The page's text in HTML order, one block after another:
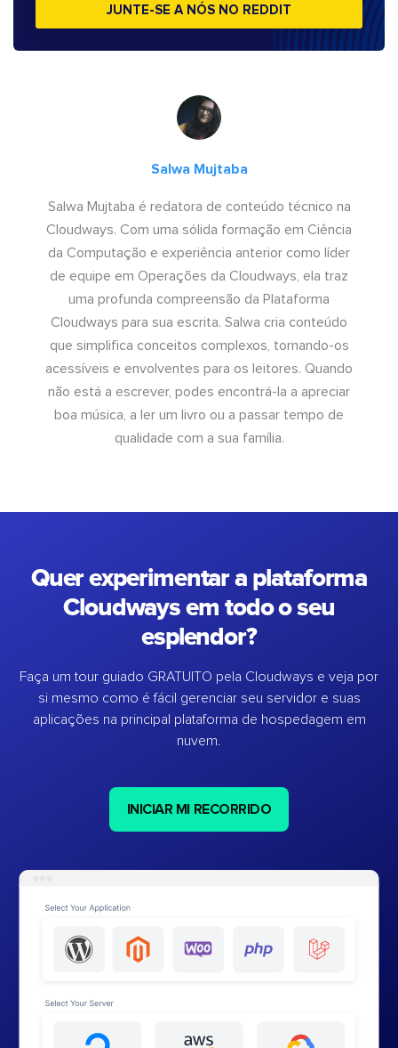
JUNTE-SE A NÓS NO REDDIT
Salwa Mujtaba
Salwa Mujtaba é redatora de conteúdo técnico na
Cloudways. Com uma sólida formação em Ciência
da Computação e experiência anterior como líder
de equipe em Operações da Cloudways, ela traz
uma profunda compreensão da Plataforma
Cloudways para sua escrita. Salwa cria conteúdo
que simplifica conceitos complexos, tornando-os
acessíveis e envolventes para os leitores. Quando
não está a escrever, podes encontrá-la a apreciar
boa música, a ler um livro ou a passar tempo de
qualidade com a sua família.
Quer experimentar a plataforma
Cloudways em todo o seu
esplendor?
Faça um tour guiado GRATUITO pela Cloudways e veja por
si mesmo como é fácil gerenciar seu servidor e suas
aplicações na principal plataforma de hospedagem em
nuvem.
INICIAR MI RECORRIDO